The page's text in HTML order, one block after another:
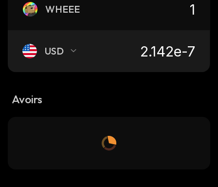
WHEEE
USD
Avoirs